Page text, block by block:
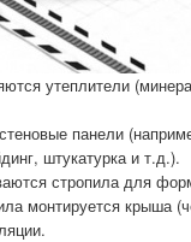
утеплители
панели
штукатурка и т.д.).
стропила для
монтируется крыша